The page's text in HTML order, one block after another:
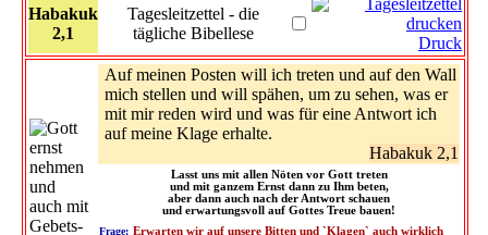
Habakuk
2,1
Tagesleitzettel - die
tägliche Bibellese
Druck
Auf meinen Posten will ich treten und auf den Wall
mich stellen und will spähen, um zu sehen, was er
mit mir reden wird und was für eine Antwort ich
auf meine Klage erhalte.
Habakuk 2,1
Lasst uns mit allen Nöten vor Gott treten
und mit ganzem Ernst dann zu Ihm beten,
aber dann auch nach der Antwort schauen
und erwartungsvoll auf Gottes Treue bauen!
Frage: Erwarten wir auf unsere Bitten und `Klagen` auch wirklich